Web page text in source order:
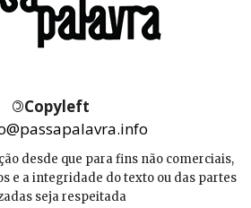
©Copyleft
desde que para fins não comerciais,
e a integridade do texto ou das partes
seja respeitada